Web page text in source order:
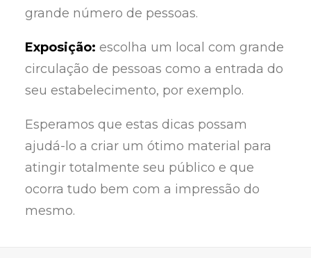
grande número de pessoas.
Exposição: escolha um local com grande
circulação de pessoas como a entrada do
seu estabelecimento, por exemplo.
Esperamos que estas dicas possam
ajudá-lo a criar um ótimo material para
atingir totalmente seu público e que
ocorra tudo bem com a impressão do
mesmo.